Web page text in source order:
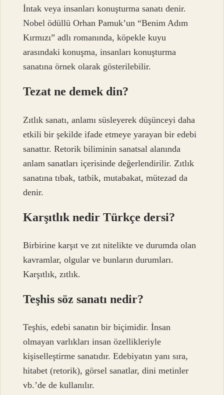
İntak veya insanları konuşturma sanatı denir.
Nobel ödüllü Orhan Pamuk’un “Benim Adım
Kırmızı” adlı romanında, köpekle kuyu
arasındaki konuşma, insanları konuşturma
sanatına örnek olarak gösterilebilir.
Tezat ne demek din?
Zıtlık sanatı, anlamı süsleyerek düşünceyi daha
etkili bir şekilde ifade etmeye yarayan bir edebi
sanattır. Retorik biliminin sanatsal alanında
anlam sanatları içerisinde değerlendirilir. Zıtlık
sanatına tıbak, tatbik, mutabakat, mütezad da
denir.
Karşıtlık nedir Türkçe dersi?
Birbirine karşıt ve zıt nitelikte ve durumda olan
kavramlar, olgular ve bunların durumları.
Karşıtlık, zıtlık.
Teşhis söz sanatı nedir?
Teşhis, edebi sanatın bir biçimidir. İnsan
olmayan varlıkları insan özellikleriyle
kişiselleştirme sanatıdır. Edebiyatın yanı sıra,
hitabet (retorik), görsel sanatlar, dini metinler
vb.’de de kullanılır.